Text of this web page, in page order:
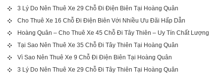
3 Lý Do Nên Thuê Xe 29 Chỗ Đi Điện Biên Tại Hoàng Quân
Cho Thuê Xe 16 Chỗ Đi Điện Biên Với Nhiều Ưu Đãi Hấp Dẫn
Hoàng Quân – Cho Thuê Xe 45 Chỗ Đi Tây Thiên – Uy Tín Chất Lượng
Tại Sao Nên Thuê Xe 35 Chỗ Đi Tây Thiên Tại Hoàng Quân
Vì Sao Nên Thuê Xe 9 Chỗ Đi Điện Biên Tại Hoàng Quân
3 Lý Do Nên Thuê Xe 29 Chỗ Đi Tây Thiên Tại Hoàng Quân